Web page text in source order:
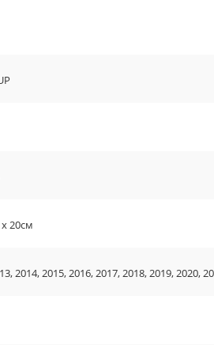
20см
2014, 2015, 2016, 2017, 2018, 2019, 2020,